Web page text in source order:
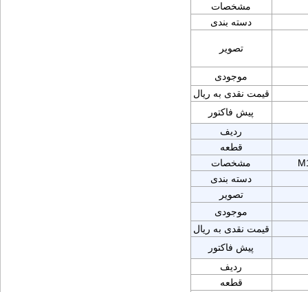
مشخصات
دسته بندی
تصویر
موجودی
قیمت نقدی به ریال
پیش فاکتور
ردیف
قطعه
مشخصات
دسته بندی
تصویر
موجودی
قیمت نقدی به ریال
پیش فاکتور
ردیف
قطعه